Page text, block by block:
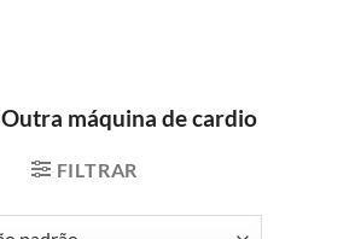
Outra máquina de cardio
FILTRAR